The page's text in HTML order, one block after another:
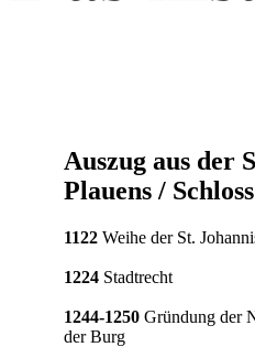
Auszug aus der
Plauens /
1122 Weihe der St.
1224 Stadtrecht
1244-1250 Gründung der
der Burg